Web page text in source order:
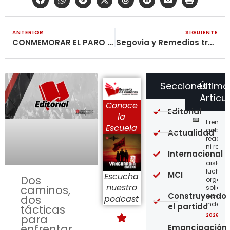
ANTERIOR
CONMEMORAR EL PARO CÍVICO DE 1977 CON LA LUCHA DIRECTA E INDEPENDIENTE DE MASAS
SIGUIENTE
Segovia y Remedios tradicionalmente mineros, ahora declarados ilegales
Dos
caminos,
dos
tácticas
para
Conoce
la
Escuela
Escucha
nuestro
podcast
Frente
ni
ni
lucha,
con
2026-
Secciones
Editorial
Actualidad
Internacional
MCI
Construyendo
el partido